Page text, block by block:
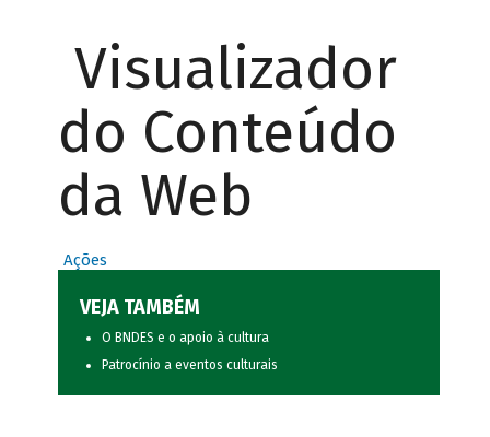
Visualizador
do Conteúdo
da Web
Ações
VEJA TAMBÉM
O BNDES e o apoio à cultura
Patrocínio a eventos culturais